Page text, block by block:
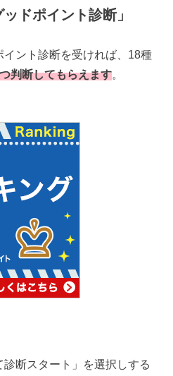
ドポイント診断」
ント診断を受ければ、18種
判断してもらえます
断スタート」を選択しする